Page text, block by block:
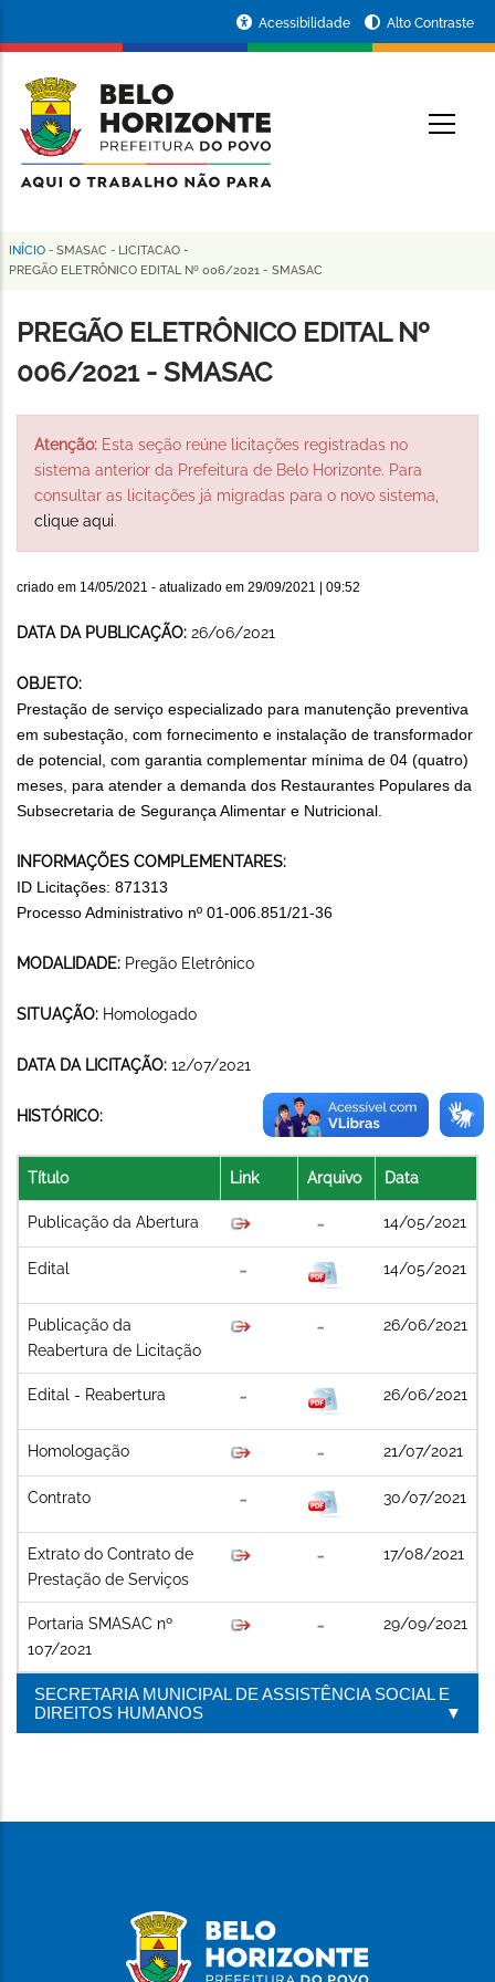
conteúdo
principal
da
Prefeitura
de
Horizonte
Acessibilidade Alto Contraste
Trilha
navegação
INÍCIO - SMASAC - LICITACAO -
PREGÃO ELETRÔNICO EDITAL Nº 006/2021 - SMASAC
PREGÃO ELETRÔNICO EDITAL Nº
006/2021 - SMASAC
Atenção: Esta seção reúne licitações registradas no
sistema anterior da Prefeitura de Belo Horizonte. Para
consultar as licitações já migradas para o novo sistema,
clique aqui.
criado em 14/05/2021 - atualizado em 29/09/2021 | 09:52
DATA DA PUBLICAÇÃO: 26/06/2021
OBJETO:
Prestação de serviço especializado para manutenção preventiva
em subestação, com fornecimento e instalação de transformador
de potencial, com garantia complementar mínima de 04 (quatro)
meses, para atender a demanda dos Restaurantes Populares da
Subsecretaria de Segurança Alimentar e Nutricional.
INFORMAÇÕES COMPLEMENTARES:
ID Licitações: 871313
Processo Administrativo nº 01-006.851/21-36
MODALIDADE: Pregão Eletrônico
SITUAÇÃO: Homologado
DATA DA LICITAÇÃO: 12/07/2021
HISTÓRICO:
Título Link Arquivo Data
Publicação da Abertura 14/05/2021
Edital 14/05/2021
Publicação da
Reabertura de Licitação
26/06/2021
Edital - Reabertura 26/06/2021
Homologação 21/07/2021
Contrato 30/07/2021
Extrato do Contrato de
Prestação de Serviços
17/08/2021
Portaria SMASAC nº
107/2021
29/09/2021
SECRETARIA MUNICIPAL DE ASSISTÊNCIA SOCIAL E
DIREITOS HUMANOS